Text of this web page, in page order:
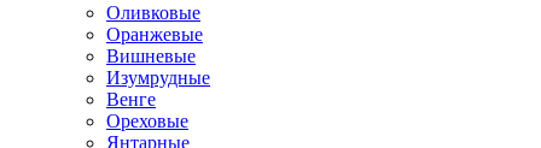
Оливковые
Оранжевые
Вишневые
Изумрудные
Венге
Ореховые
Янтарные